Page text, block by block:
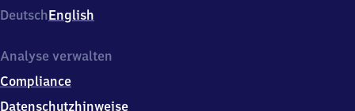
Bahnhofplatz
9,
0
5
1
DeutschEnglish
Analyse verwalten
Compliance
Datenschutzhinweise